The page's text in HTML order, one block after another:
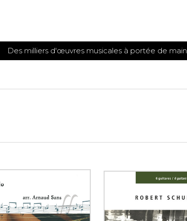
Des milliers d'œuvres musicales à portée de main
guitare
autre instrument
avec guitare
AUTRES
Contrebasse
Harpe